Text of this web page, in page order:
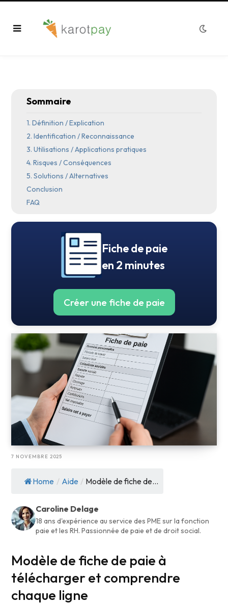
Sommaire
1. Définition / Explication
2. Identification / Reconnaissance
3. Utilisations / Applications pratiques
4. Risques / Conséquences
5. Solutions / Alternatives
Conclusion
FAQ
Fiche de paie
en 2 minutes
Créer une fiche de paie
Modèle de fiche de paie à
télécharger et comprendre
chaque ligne
7 NOVEMBRE 2025
Home / Aide / Modèle de fiche de...
Caroline Delage
18 ans d'expérience au service des PME sur la fonction
paie et les RH. Passionnée de paie et de droit social.